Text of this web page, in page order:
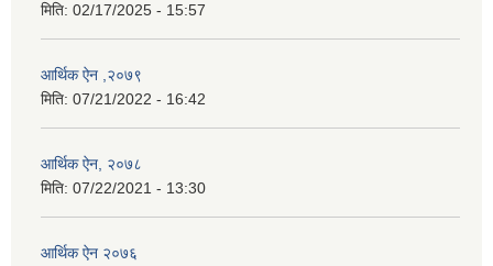
मिति: 02/17/2025 - 15:57
आर्थिक ऐन ,२०७९
मिति: 07/21/2022 - 16:42
आर्थिक ऐन, २०७८
मिति: 07/22/2021 - 13:30
आर्थिक ऐन २०७६